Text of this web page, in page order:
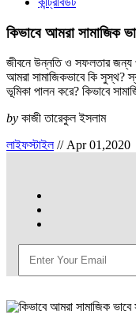
কিভাবে আমরা সামাজিক
জীবনে উন্নতি ও সফলতার জন্য
আমরা সামাজিকভাবে কি সুস্থ?
ভূমিকা পালন করে? কিভাবে
by কাজী তারেকুল ইসলাম
লাইফস্টাইল // Apr 01,2020